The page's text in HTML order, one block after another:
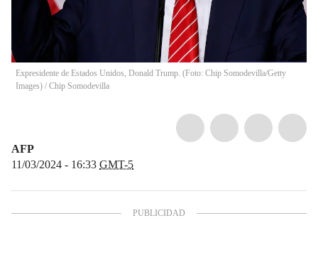
Expresidente de Estados Unidos, Donald Trump. (Foto: Chip Somodevilla/Getty
Images) / Chip Somodevilla
AFP
11/03/2024 - 16:33 GMT-5